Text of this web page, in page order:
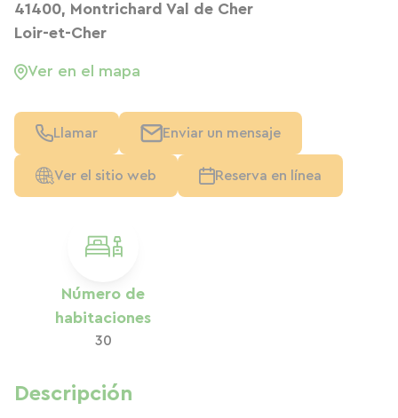
Número de
habitaciones
30
Descripción
41400, Montrichard Val de Cher
Loir-et-Cher
Ver en el mapa
Llamar Enviar un mensaje
Ver el sitio web Reserva en línea